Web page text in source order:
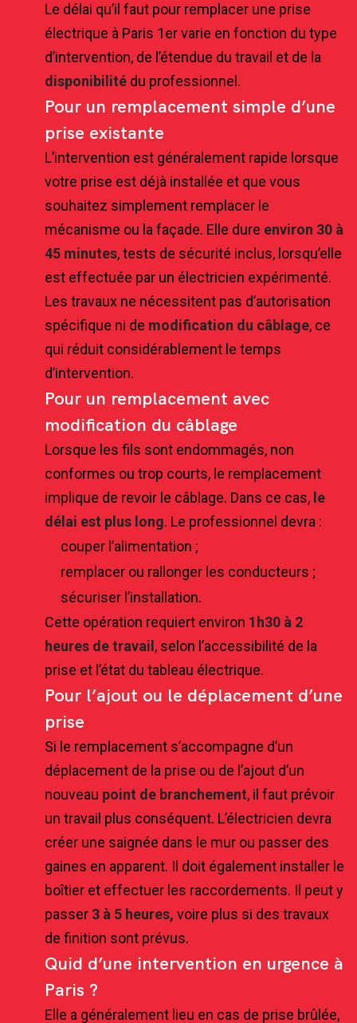
Le délai qu’il faut pour remplacer une prise
électrique à Paris 1er varie en fonction du type
d’intervention, de l’étendue du travail et de la
disponibilité du professionnel.
Pour un remplacement simple d’une
prise existante
L’intervention est généralement rapide lorsque
votre prise est déjà installée et que vous
souhaitez simplement remplacer le
mécanisme ou la façade. Elle dure environ 30 à
45 minutes, tests de sécurité inclus, lorsqu’elle
est effectuée par un électricien expérimenté.
Les travaux ne nécessitent pas d’autorisation
spécifique ni de modification du câblage, ce
qui réduit considérablement le temps
d’intervention.
Pour un remplacement avec
modification du câblage
Lorsque les fils sont endommagés, non
conformes ou trop courts, le remplacement
implique de revoir le câblage. Dans ce cas, le
délai est plus long. Le professionnel devra :
couper l’alimentation ;
remplacer ou rallonger les conducteurs ;
sécuriser l’installation.
Cette opération requiert environ 1h30 à 2
heures de travail, selon l’accessibilité de la
prise et l’état du tableau électrique.
Pour l’ajout ou le déplacement d’une
prise
Si le remplacement s’accompagne d’un
déplacement de la prise ou de l’ajout d’un
nouveau point de branchement, il faut prévoir
un travail plus conséquent. L’électricien devra
créer une saignée dans le mur ou passer des
gaines en apparent. Il doit également installer le
boîtier et effectuer les raccordements. Il peut y
passer 3 à 5 heures, voire plus si des travaux
de finition sont prévus.
Quid d’une intervention en urgence à
Paris ?
Elle a généralement lieu en cas de prise brûlée,